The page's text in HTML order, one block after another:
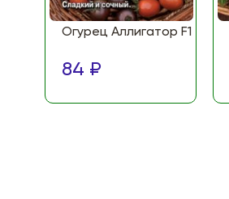
Огурец Аллигатор F1
84 ₽